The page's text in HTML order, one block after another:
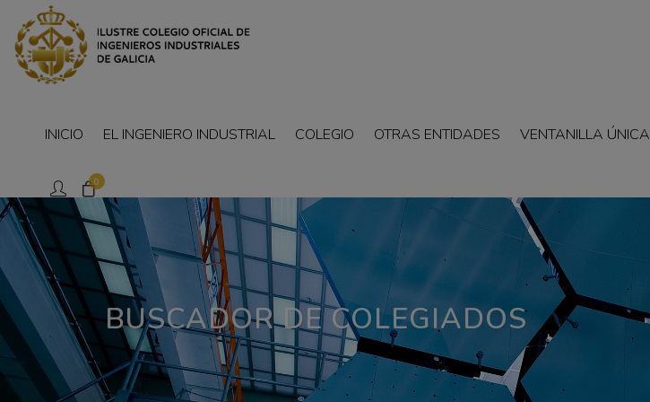
0
INICIO EL INGENIERO INDUSTRIAL COLEGIO OTRAS ENTIDADES VENTANILLA ÚNICA
BUSCADOR DE COLEGIADOS